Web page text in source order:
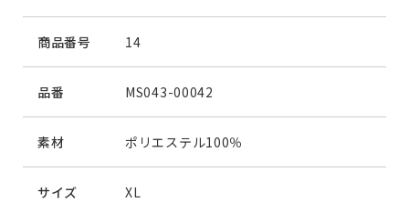
商品番号 14
品番 MS043-00042
素材 ポリエステル100％
サイズ XL